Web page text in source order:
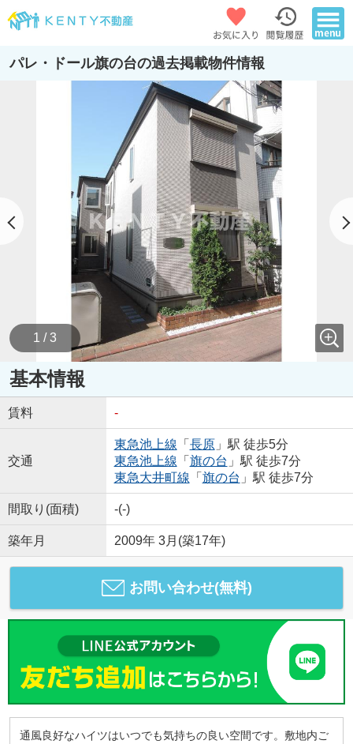
パレ・ドール旗の台の過去掲載物件情報
1 / 3
基本情報
賃料 -
交通
東急池上線 「 長原」駅 徒歩5分
東急池上線 「 旗の台 」駅 徒歩7分
東急大井町線 「 旗の台 」駅 徒歩7分
間取り(面積) -(-)
築年月 2009年 3月(築17年)
お問い合わせ(無料)
通風良好なハイツはいつでも気持ちの良い空間です。敷地内ご